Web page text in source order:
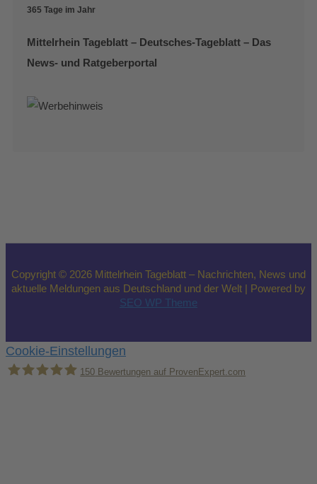
365 Tage im Jahr
Mittelrhein Tageblatt – Deutsches-Tageblatt – Das
News- und Ratgeberportal
Copyright © 2026 Mittelrhein Tageblatt – Nachrichten, News und
aktuelle Meldungen aus Deutschland und der Welt | Powered by
SEO WP Theme
Cookie-Einstellungen
150 Bewertungen auf ProvenExpert.com